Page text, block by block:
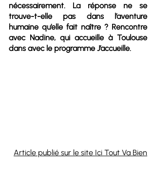
nécessairement. La réponse ne se
trouve-t-elle pas dans l’aventure
humaine qu’elle fait naître ? Rencontre
avec Nadine, qui accueille à Toulouse
dans avec le programme J’accueille.
Article publié sur le site Ici Tout Va Bien